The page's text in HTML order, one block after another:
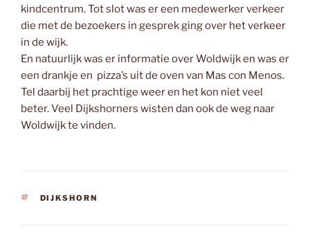
kindcentrum. Tot slot was er een medewerker verkeer
die met de bezoekers in gesprek ging over het verkeer
in de wijk.
En natuurlijk was er informatie over Woldwijk en was er
een drankje en pizza’s uit de oven van Mas con Menos.
Tel daarbij het prachtige weer en het kon niet veel
beter. Veel Dijkshorners wisten dan ook de weg naar
Woldwijk te vinden.
TAGS
DIJKSHORN